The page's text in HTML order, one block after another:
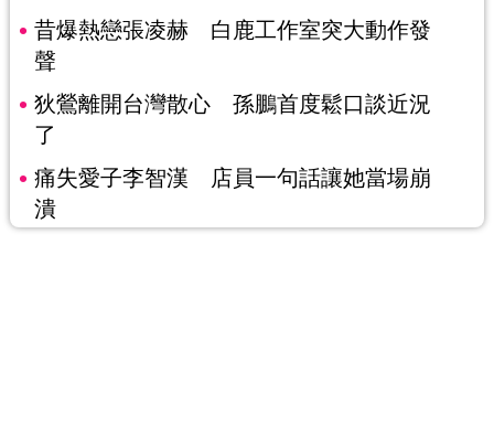
昔爆熱戀張凌赫 白鹿工作室突大動作發
聲
狄鶯離開台灣散心 孫鵬首度鬆口談近況
了
痛失愛子李智漢 店員一句話讓她當場崩
潰